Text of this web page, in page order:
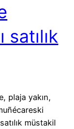
plaja yakın,
müstakil